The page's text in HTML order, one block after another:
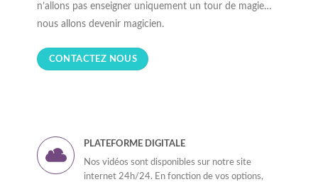
n’allons pas enseigner uniquement un tour de magie…
nous allons devenir magicien.
CONTACTEZ NOUS
PLATEFORME DIGITALE
Nos vidéos sont disponibles sur notre site
internet 24h/24. En fonction de vos options,